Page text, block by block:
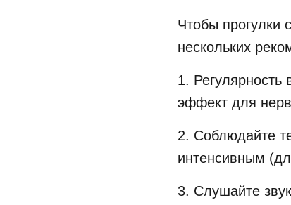
Чтобы прогулки
нескольких
1.
эффект для
2. Соблюдайте
интенсивным
3. Слушайте